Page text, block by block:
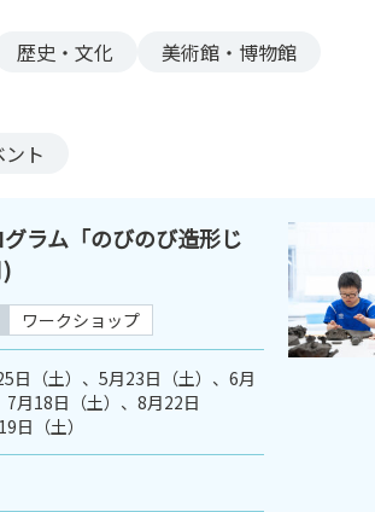
歴史・文化
美術館・博物館
ト
ラム「のびのび造形じ
ワークショップ
日（土）、5月23日（土）、6月
7月18日（土）、8月22日
日（土）